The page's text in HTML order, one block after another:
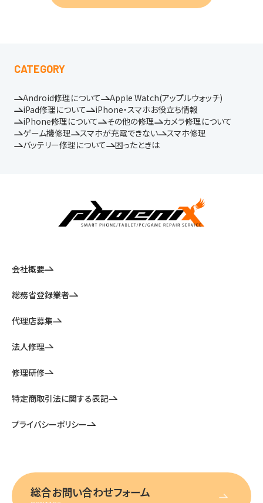
CATEGORY
Android修理について
Apple Watch(アップルウォッチ)
iPad修理について
iPhone・スマホお役立ち情報
iPhone修理について
その他の修理
カメラ修理について
ゲーム機修理
スマホが充電できない
スマホ修理
バッテリー修理について
困ったときは
会社概要
総務省登録業者
代理店募集
法人修理
修理研修
特定商取引法に関する表記
プライバシーポリシー
総合お問い合わせフォーム